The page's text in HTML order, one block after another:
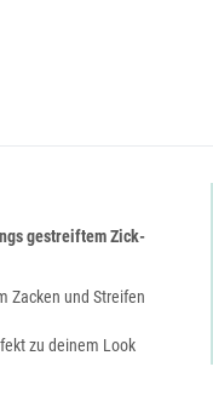
gestreiftem Zick-
Zacken und Streifen
zu deinem Look